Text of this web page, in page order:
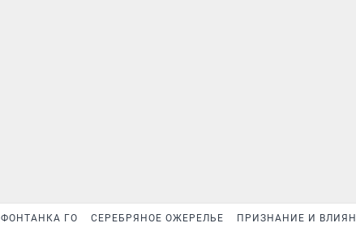
ФОНТАНКА ГО СЕРЕБРЯНОЕ ОЖЕРЕЛЬЕ ПРИЗНАНИЕ И